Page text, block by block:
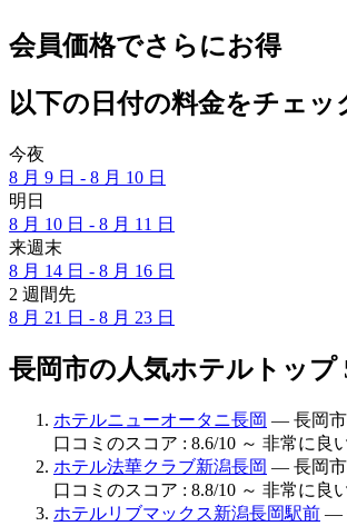
会員価格でさらにお得
以下の日付の料金をチェッ
今夜
8 月 9 日 - 8 月 10 日
明日
8 月 10 日 - 8 月 11 日
来週末
8 月 14 日 - 8 月 16 日
2 週間先
8 月 21 日 - 8 月 23 日
長岡市の人気ホテルトップ
ホテルニューオータニ長岡 — 長岡市
口コミのスコア : 8.6/10 ～ 非常に良い
ホテル法華クラブ新潟長岡 — 長岡市
口コミのスコア : 8.8/10 ～ 非常に良い
ホテルリブマックス新潟長岡駅前 —